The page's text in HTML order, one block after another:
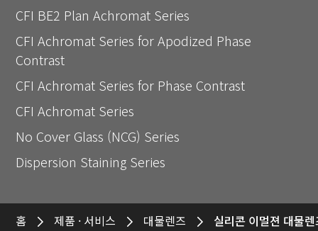
CFI BE2 Plan Achromat Series
CFI Achromat Series for Apodized Phase
Contrast
CFI Achromat Series for Phase Contrast
CFI Achromat Series
No Cover Glass (NCG) Series
Dispersion Staining Series
홈 제품 · 서비스 대물렌즈 실리콘 이멀젼 대물